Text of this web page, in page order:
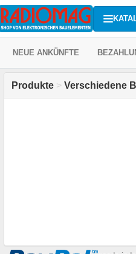
NEUE ANKÜNFTE
Produkte > Verschiedene